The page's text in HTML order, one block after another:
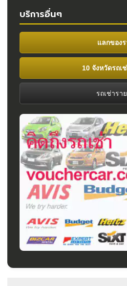
บริการอื่นๆ
แลกของร
10 จังหวัดรถเ
รถเช่ารา